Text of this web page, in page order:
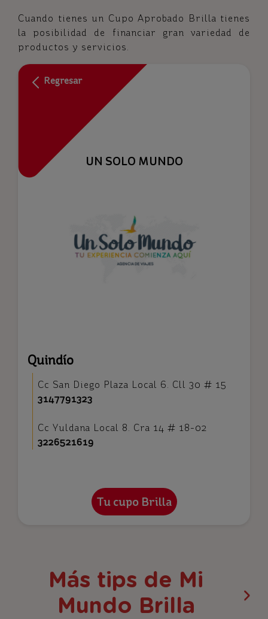
Cuando tienes un Cupo Aprobado Brilla tienes
la posibilidad de financiar gran variedad de
productos y servicios.
Regresar
UN SOLO MUNDO
Quindío
Cc San Diego Plaza Local 6. Cll 30 # 15
3147791323
Cc Yuldana Local 8. Cra 14 # 18-02
3226521619
Más tips de Mi
Mundo Brilla